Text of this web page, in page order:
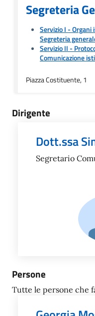
Segreteria
Servizio I -
Segreteria
Servizio II -
Comunicazione
Piazza Costituente, 1
Dirigente
Dott.ssa
Segretario
Persone
Tutte le persone che